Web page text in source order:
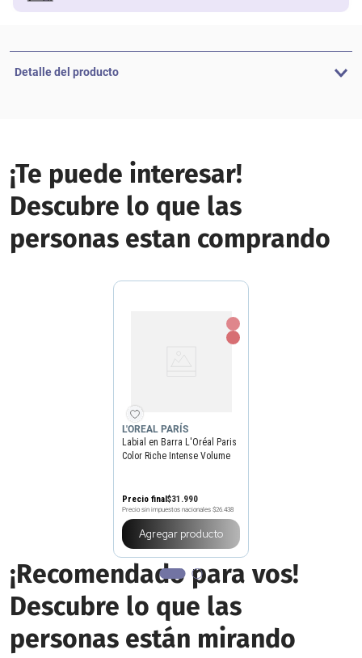
Detalle del producto
¡Te puede interesar!
Descubre lo que las
personas estan comprando
L'OREAL PARÍS
Labial en Barra L'Oréal Paris
Color Riche Intense Volume
Precio final$31 .990
Precio sin impuestos nacionales $26.438
Elegircolor
¡Recomendado para vos!
Descubre lo que las
personas están mirando